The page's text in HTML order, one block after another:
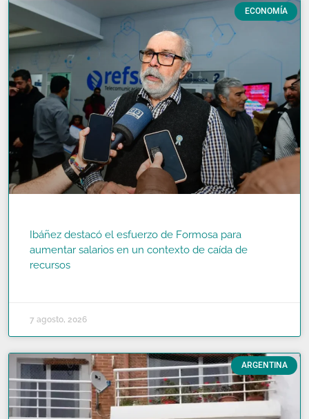
ECONOMÍA
Ibáñez destacó el esfuerzo de Formosa para
aumentar salarios en un contexto de caída de
recursos
7 agosto, 2026
ARGENTINA